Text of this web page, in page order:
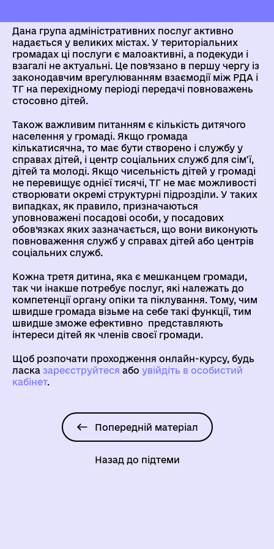
Дана група адміністративних послуг активно
надається у великих містах. У територіальних
громадах ці послуги є малоактивні, а подекуди і
взагалі не актуальні. Це пов’язано в першу чергу із
законодавчим врегулюванням взаємодії між РДА і
ТГ на перехідному періоді передачі повноважень
стосовно дітей.
Також важливим питанням є кількість дитячого
населення у громаді. Якщо громада
кількатисячна, то має бути створено і службу у
справах дітей, і центр соціальних служб для сім’ї,
дітей та молоді. Якщо чисельність дітей у громаді
не перевищує однієї тисячі, ТГ не має можливості
створювати окремі структурні підрозділи. У таких
випадках, як правило, призначаються
уповноважені посадові особи, у посадових
обов’язках яких зазначається, що вони виконують
повноваження служб у справах дітей або центрів
соціальних служб.
Кожна третя дитина, яка є мешканцем громади,
так чи інакше потребує послуг, які належать до
компетенції органу опіки та піклування. Тому, чим
швидше громада візьме на себе такі функції, тим
швидше зможе ефективно представляють
інтереси дітей як членів своєї громади.
Щоб розпочати проходження онлайн-курсу, будь
ласка зареєструйтеся aбо увійдіть в особистий
кабінет.
Попередній матеріал
Назад до підтеми